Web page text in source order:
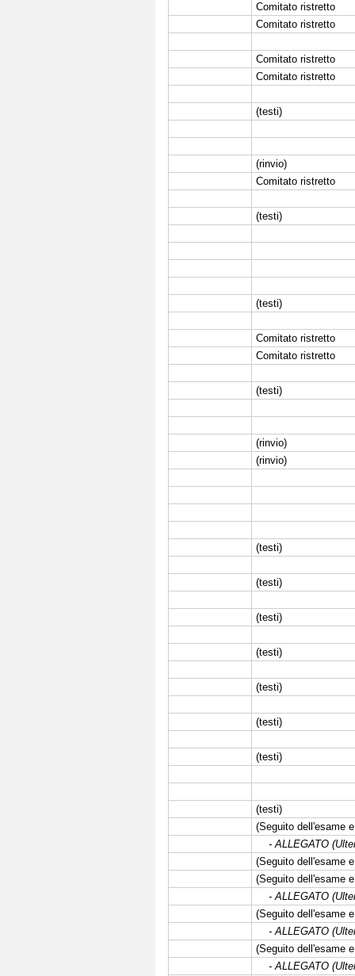
Comitato ristretto
Comitato ristretto
Comitato ristretto
Comitato ristretto
(testi)
(rinvio)
Comitato ristretto
(testi)
(testi)
Comitato ristretto
Comitato ristretto
(testi)
(rinvio)
(rinvio)
(testi)
(testi)
(testi)
(testi)
(testi)
(testi)
(testi)
(testi)
(Seguito dell'esame
- ALLEGATO
(Seguito dell'esame
(Seguito dell'esame
- ALLEGATO
(Seguito dell'esame
- ALLEGATO
(Seguito dell'esame
- ALLEGATO